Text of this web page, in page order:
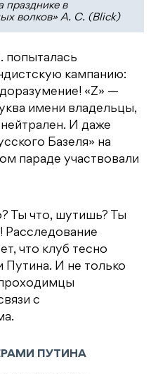
празднике в
волков» А. С. (Blick)
попыталась
кампанию:
«Z» —
имени владельцы,
И даже
Базеля» на
параде участвовали
Ты что, шутишь? Ты
Расследование
что клуб тесно
Путина. И не только
с
ПУТИНА